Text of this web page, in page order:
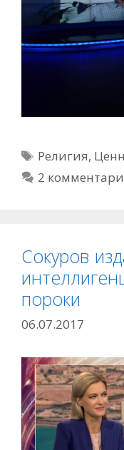
Метки
Религия,
2
Сокуров
пороки
06.07.2017